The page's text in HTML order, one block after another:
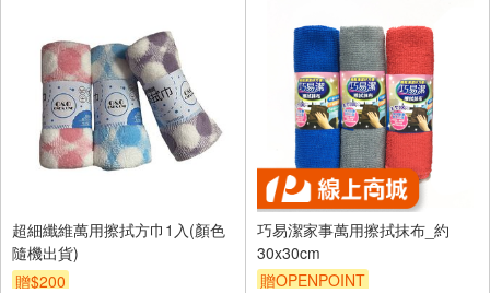
超細纖維萬用擦拭方巾1入(顏色
隨機出貨)
贈$200
巧易潔家事萬用擦拭抹布_約
30x30cm
贈OPENPOINT